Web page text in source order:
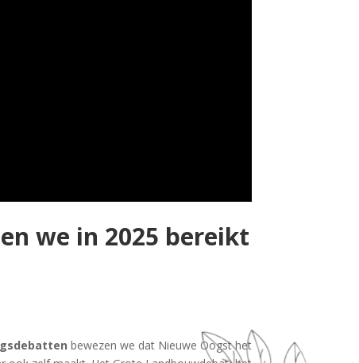
we in 2025 bereikt
bewezen we dat Nieuwe Oogst het